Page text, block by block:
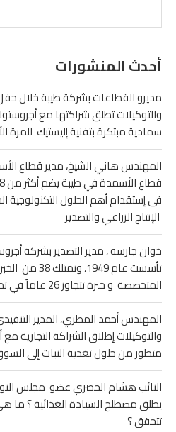
أحدث المنشورات
مديرو القطاعات بشركة طيبة خلال حفل
سمادية مبتكرة بتفنية إليستيك
المهندس هاني الشيخ، مدير قطاع
فى إستقدام أهم الحلول التكنولوجية
الإنتاج الزراعي والتصدير
خوان جارسه ، مدير التصدير بشركة
تأسست عام
المتخصصة و خبرة تتجاوز 26 عاماً في تطوير وإنتاج المغذيات الحيوية
المهندس أحمد المطري، المدير
والتوكيلات إطلاق الشراكة التجارية
متطور من حلول تغذية النبات إلى
النائب هشام الحصري عضو مجلس
يطلق مصطلح السيادة الغذائية ؟ ما
تتحقق ؟